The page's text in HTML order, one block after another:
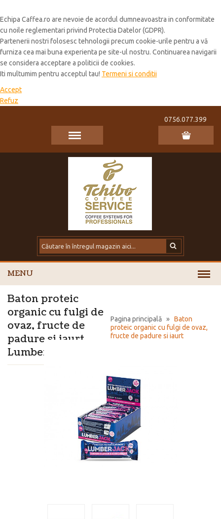
Echipa Caffea.ro are nevoie de acordul dumneavoastra in conformitate
cu noile reglementari privind Protectia Datelor (GDPR).
Partenerii nostri folosesc tehnologii precum cookie-urile pentru a vă
furniza cea mai buna experienta pe site-ul nostru. Continuarea navigarii
se considera acceptare a politicii de cookies.
Iti multumim pentru acceptul tau! Termeni si conditii
Accept
Refuz
0756.077.399
MENU
Pagina principală » Baton
proteic organic cu fulgi de ovaz,
fructe de padure si iaurt
Baton proteic
organic cu fulgi de
ovaz, fructe de
padure si iaurt
Lumberjack